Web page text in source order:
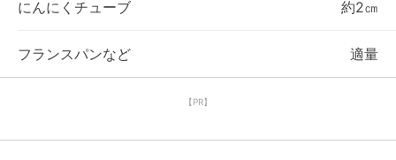
にんにくチューブ 約2㎝
フランスパンなど 適量
【PR】